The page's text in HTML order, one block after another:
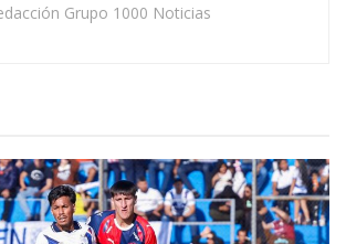
Grupo 1000 Noticias